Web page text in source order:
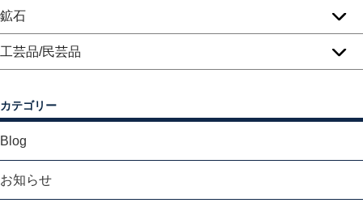
鉱石
工芸品/民芸品
カテゴリー
Blog
お知らせ